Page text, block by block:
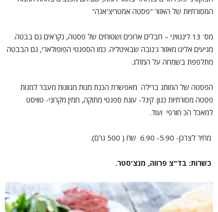
המסורתיות של האזור "פסטה אמטריצ'אנה"
מס' 13 לינגוויני – חבלים ארוכים ושטוחים של פסטה, נקראים גם בבטה.
מגיעים אלינו מאזור ג'נובה שבאיטליה. כמו הספגטי הפופולארי, גם הבבטה
מתלפפת בשמחה על המזלג.
הפסטה של המותג ברילה מאפשרת הכנת מנות מגוונות מעבר למנות
פסטה מסורתיות כגון: קיגל- עוגת ספגטי מתוקה, חמין מקרוני- טוויסט
למאכל הכ חורפי ועוד.
מחיר לצרכן- 5.90- 6.90 שח ( 500 גרם).
כשרות: בד"צ פרווה, מנצ'סטר.